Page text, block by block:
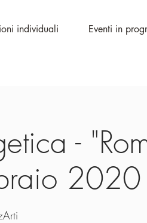
individuali Eventi in
-
2020